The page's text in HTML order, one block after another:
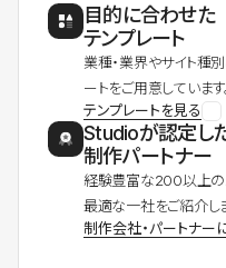
目的に合わせた
テンプレート
業種・業界やサイト種
ートをご用意しています
テンプレートを見る
Studioが認定し
制作パートナー
経験豊富な200以上の
最適な一社をご紹介しま
制作会社・パートナー